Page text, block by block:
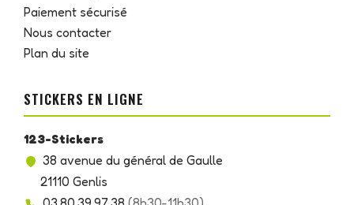
Paiement sécurisé
Nous contacter
Plan du site
STICKERS EN LIGNE
123-Stickers
38 avenue du général de Gaulle
21110 Genlis